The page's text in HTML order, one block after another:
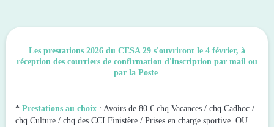
Les prestations 2026 du CESA 29 s'ouvriront le 4 février, à
réception des courriers de confirmation d'inscription par mail ou
par la Poste
* Prestations au choix : Avoirs de 80 € chq Vacances / chq Cadhoc /
chq Culture / chq des CCI Finistère / Prises en charge sportive OU